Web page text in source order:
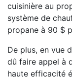
cuisinière au
système de
propane à 90 $
De plus, en vue
dû faire appel à
haute efficacité